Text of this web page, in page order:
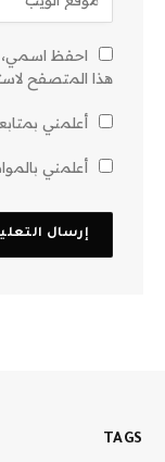
احفظ اسمي،
هذا المتصفح
أعلمني
أعلمني
TAGS